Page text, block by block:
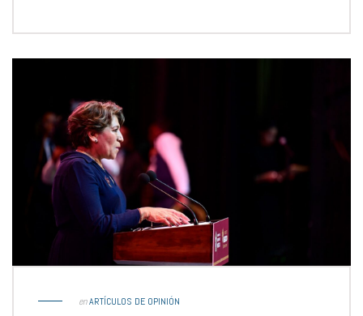
enARTÍCULOS DE OPINIÓN